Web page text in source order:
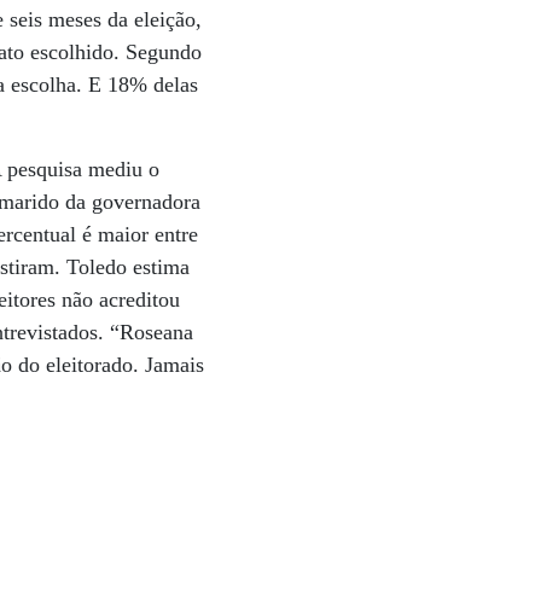
meses da eleição,
escolhido. Segundo
escolha. E 18% delas
mediu o
da governadora
é maior entre
Toledo estima
não acreditou
“Roseana
do eleitorado. Jamais